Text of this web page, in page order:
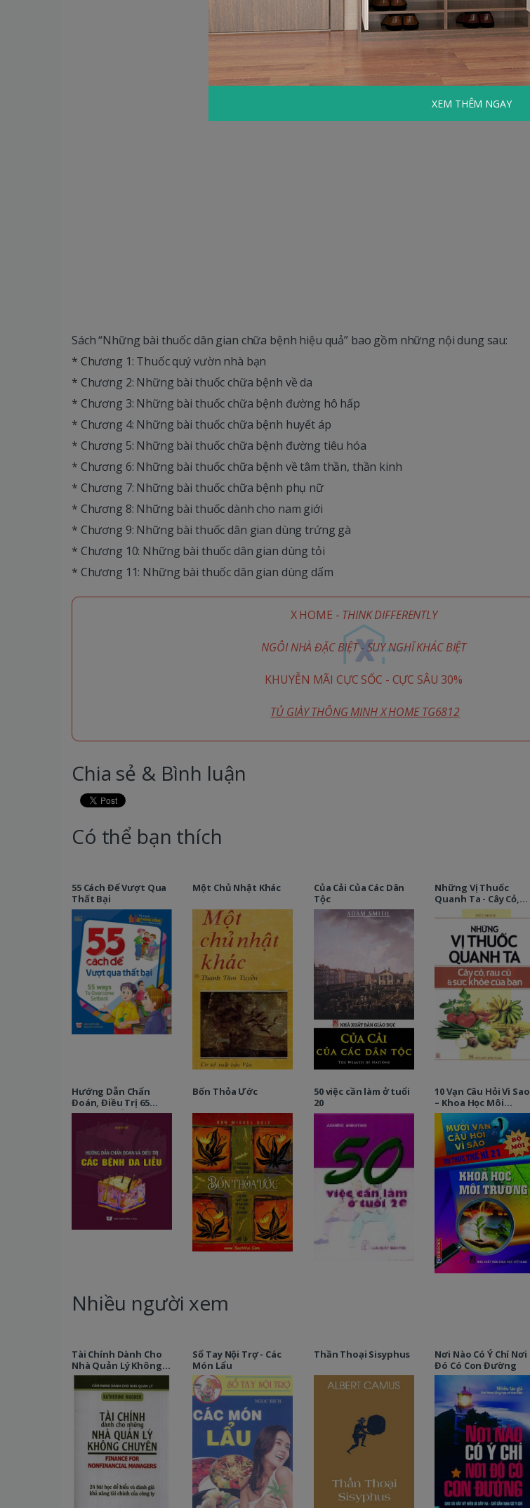
Sách “Những bài thuốc dân gian chữa bệnh hiệu quả” bao gồm những nội dung sau:
* Chương 1: Thuốc quý vườn nhà bạn
* Chương 2: Những bài thuốc chữa bệnh về da
* Chương 3: Những bài thuốc chữa bệnh đường hô hấp
* Chương 4: Những bài thuốc chữa bệnh huyết áp
* Chương 5: Những bài thuốc chữa bệnh đường tiêu hóa
* Chương 6: Những bài thuốc chữa bệnh về tâm thần, thần kinh
* Chương 7: Những bài thuốc chữa bệnh phụ nữ
* Chương 8: Những bài thuốc dành cho nam giới
* Chương 9: Những bài thuốc dân gian dùng trứng gà
* Chương 10: Những bài thuốc dân gian dùng tỏi
* Chương 11: Những bài thuốc dân gian dùng dấm
X HOME - THINK DIFFERENTLY
NGÔI NHÀ ĐẶC BIỆT - SUY NGHĨ KHÁC BIỆT
KHUYỄN MÃI CỰC SỐC - CỰC SÂU 30%
TỦ GIÀY THÔNG MINH X HOME TG6812
Chia sẻ & Bình luận
Có thể bạn thích
55 Cách Để Vượt Qua
Thất Bại
Một Chủ Nhật Khác
Của Cải Của Các Dân
Tộc
Những Vị Thuốc
Quanh Ta - Cây Cỏ,
Rau Củ Và Sức Khỏe
Của Bạn
Hướng Dẫn Chẩn
Đoán, Điều Trị 65
Bệnh Da Liễu
Bốn Thỏa Ước
50 việc cần làm ở tuổi
20
10 Vạn Câu Hỏi Vì Sao
– Khoa Học Môi
Trường
Nhiều người xem
Tài Chính Dành Cho
Nhà Quản Lý Không
Chuyên
Sổ Tay Nội Trợ - Các
Món Lẩu
Thần Thoại Sisyphus
Nơi Nào Có Ý Chí Nơi
Đó Có Con Đường
XEM THÊM NGAY